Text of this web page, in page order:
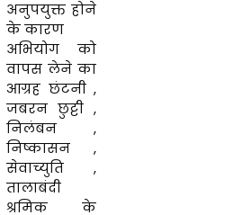
अनुपयुक्त होने
के कारण
अभियोग को
वापस लेने का
आग्रह छंटनी ,
जबरन छुट्टी ,
निलंबन ,
निष्कासन ,
सेवाच्युति ,
तालाबंदी
श्रमिक के